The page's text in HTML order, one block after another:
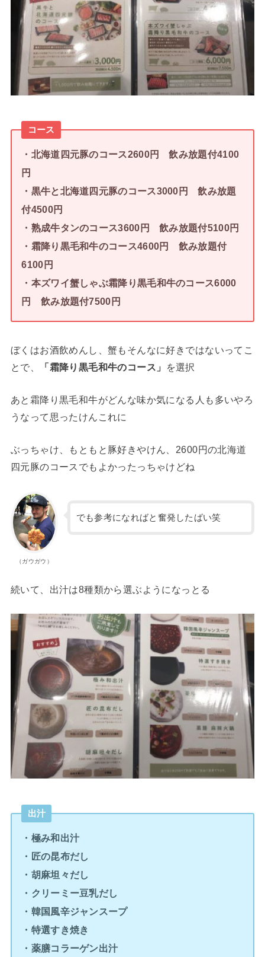
コース
・北海道四元豚のコース2600円 飲み放題付4100
円
・黒牛と北海道四元豚のコース3000円 飲み放題
付4500円
・熟成牛タンのコース3600円 飲み放題付5100円
・霜降り黒毛和牛のコース4600円 飲み放題付
6100円
・本ズワイ蟹しゃぶ霜降り黒毛和牛のコース6000
円 飲み放題付7500円
ぼくはお酒飲めんし、蟹もそんなに好きではないってこ
とで、
「霜降り黒毛和牛のコース」 を選択
あと霜降り黒毛和牛がどんな味か気になる人も多いやろ
うなって思ったけんこれに
ぶっちゃけ、もともと豚好きやけん、2600円の北海道
四元豚のコースでもよかったっちゃけどね
（ガウガウ）
でも参考になればと奮発したばい笑
続いて、出汁は8種類から選ぶようになっとる
出汁
・極み和出汁
・匠の昆布だし
・胡麻坦々だし
・クリーミー豆乳だし
・韓国風辛ジャンスープ
・特選すき焼き
・薬膳コラーゲン出汁